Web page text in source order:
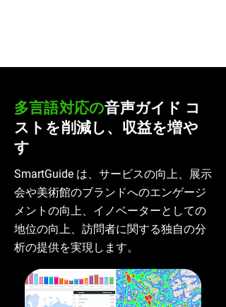
多言語対応の音声ガイド コ
ストを削減し、収益を増や
す
SmartGuide は、サービスの向上、展示
会や美術館のブランドへのエンゲージ
メントの向上、イノベーターとしての
地位の向上、訪問者に関する独自の分
析の提供を実現します。